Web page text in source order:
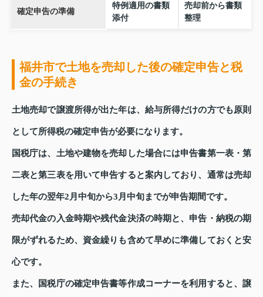
確定申告の準備
特例適用の書類
添付
売却前から書類
整理
福井市で土地を売却した後の確定申告と税
金の手続き
土地売却で譲渡所得が出た年は、給与所得だけの方でも原則
として所得税の確定申告が必要になります。
国税庁は、土地や建物を売却した場合には申告書第一表・第
二表と第三表を用いて申告すると案内しており、通常は売却
した年の翌年2月中旬から3月中旬までが申告期間です。
売却代金の入金時期や残代金決済の時期と、申告・納税の期
限がずれるため、資金繰りも含めて早めに準備しておくと安
心です。
また、国税庁の確定申告書等作成コーナーを利用すると、譲